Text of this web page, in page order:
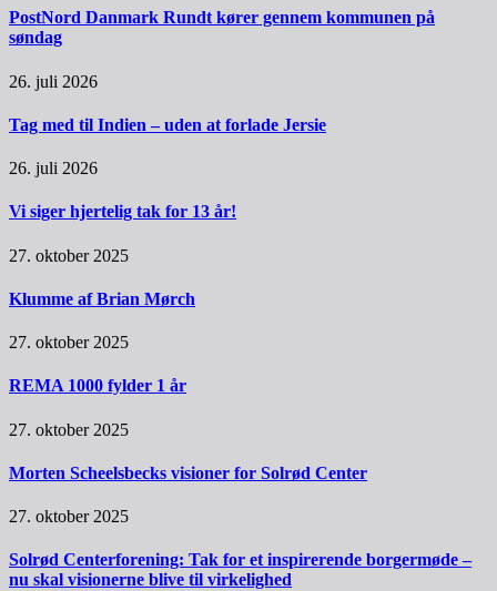
PostNord Danmark Rundt kører gennem kommunen på
søndag
26. juli 2026
Tag med til Indien – uden at forlade Jersie
26. juli 2026
Vi siger hjertelig tak for 13 år!
27. oktober 2025
Klumme af Brian Mørch
27. oktober 2025
REMA 1000 fylder 1 år
27. oktober 2025
Morten Scheelsbecks visioner for Solrød Center
27. oktober 2025
Solrød Centerforening: Tak for et inspirerende borgermøde –
nu skal visionerne blive til virkelighed